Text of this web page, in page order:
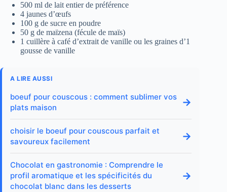
500 ml de lait entier de préférence
4 jaunes d’œufs
100 g de sucre en poudre
50 g de maïzena (fécule de maïs)
1 cuillère à café d’extrait de vanille ou les graines d’1
gousse de vanille
A LIRE AUSSI
boeuf pour couscous : comment sublimer vos
plats maison
→
choisir le boeuf pour couscous parfait et
savoureux facilement
→
Chocolat en gastronomie : Comprendre le
profil aromatique et les spécificités du
chocolat blanc dans les desserts
→